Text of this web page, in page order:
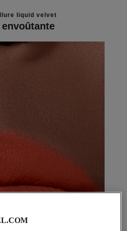
liquid velvet
envoûtante